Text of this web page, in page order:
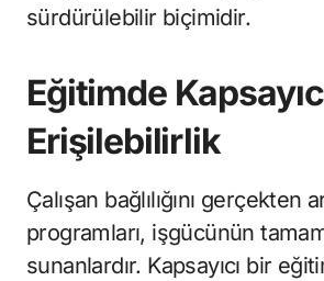
sürdürülebilir biçimidir.
Eğitimde
Erişilebilirlik
Çalışan bağlılığını gerçekten
programları, işgücünün
sunanlardır. Kapsayıcı bir